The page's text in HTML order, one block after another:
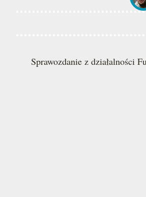
Sprawozdanie z działalności